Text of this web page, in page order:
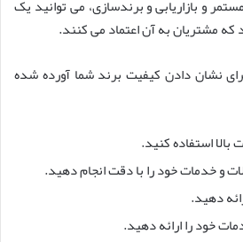
و بازاریابی و برندسازی، می توانید یک
که مشتریان به آن اعتماد می کنند.
نشان دادن کیفیت برند شما آورده شده
بالا استفاده کنید.
و خدمات خود را با دقت انجام دهید.
دهید.
خود را ارائه دهید.